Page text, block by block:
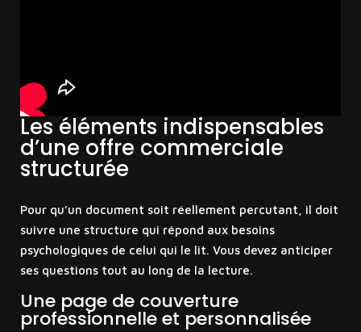
Les éléments indispensables
d’une offre commerciale
structurée
Pour qu’un document soit réellement percutant, il doit
suivre une structure qui répond aux besoins
psychologiques de celui qui le lit. Vous devez anticiper
ses questions tout au long de la lecture.
Une page de couverture
professionnelle et personnalisée